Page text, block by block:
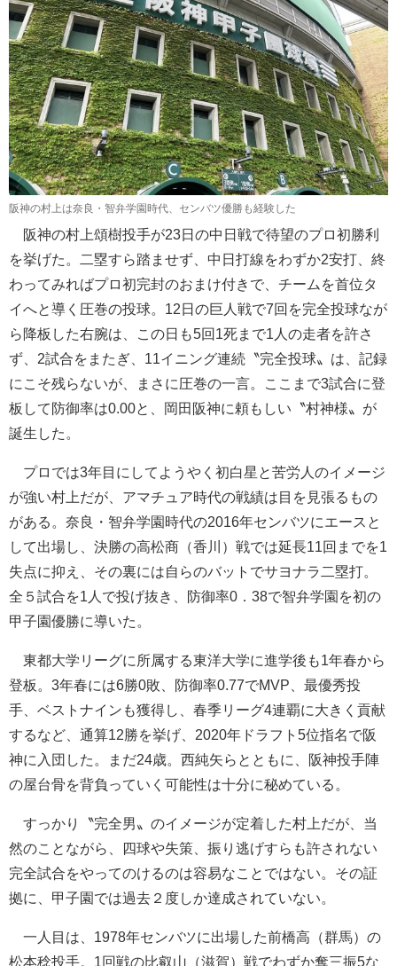
阪神の村上は奈良・智弁学園時代、センバツ優勝も経験した
阪神の村上頌樹投手が23日の中日戦で待望のプロ初勝利
を挙げた。二塁すら踏ませず、中日打線をわずか2安打、終
わってみればプロ初完封のおまけ付きで、チームを首位タ
イへと導く圧巻の投球。12日の巨人戦で7回を完全投球なが
ら降板した右腕は、この日も5回1死まで1人の走者を許さ
ず、2試合をまたぎ、11イニング連続〝完全投球〟は、記録
にこそ残らないが、まさに圧巻の一言。ここまで3試合に登
板して防御率は0.00と、岡田阪神に頼もしい〝村神様〟が
誕生した。
プロでは3年目にしてようやく初白星と苦労人のイメージ
が強い村上だが、アマチュア時代の戦績は目を見張るもの
がある。奈良・智弁学園時代の2016年センバツにエースと
して出場し、決勝の高松商（香川）戦では延長11回までを1
失点に抑え、その裏には自らのバットでサヨナラ二塁打。
全５試合を1人で投げ抜き、防御率0．38で智弁学園を初の
甲子園優勝に導いた。
東都大学リーグに所属する東洋大学に進学後も1年春から
登板。3年春には6勝0敗、防御率0.77でMVP、最優秀投
手、ベストナインも獲得し、春季リーグ4連覇に大きく貢献
するなど、通算12勝を挙げ、2020年ドラフト5位指名で阪
神に入団した。まだ24歳。西純矢らとともに、阪神投手陣
の屋台骨を背負っていく可能性は十分に秘めている。
すっかり〝完全男〟のイメージが定着した村上だが、当
然のことながら、四球や失策、振り逃げすらも許されない
完全試合をやってのけるのは容易なことではない。その証
拠に、甲子園では過去２度しか達成されていない。
一人目は、1978年センバツに出場した前橋高（群馬）の
松本稔投手。1回戦の比叡山（滋賀）戦でわずか奪三振5な